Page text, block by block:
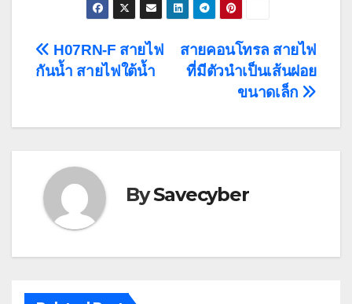
Post
สายคอนโทรล สายไฟ
ที่มีตัวนำเป็นเส้นฝอย
ขนาดเล็ก
H07RN-F สายไฟ
กันน้ำ สายไฟใต้น้ำ
BySavecyber